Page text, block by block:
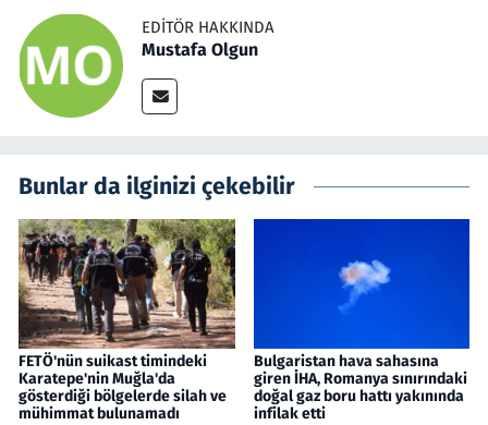
EDITÖR HAKKINDA
Mustafa Olgun
Bunlar da ilginizi çekebilir
FETÖ'nün suikast timindeki
Karatepe'nin Muğla'da
gösterdiği bölgelerde silah ve
mühimmat bulunamadı
Bulgaristan hava sahasına
giren İHA, Romanya sınırındaki
doğal gaz boru hattı yakınında
infilak etti